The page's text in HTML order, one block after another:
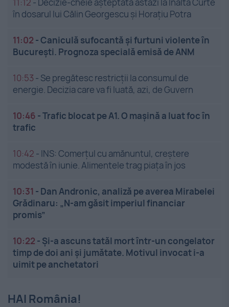
în dosarul lui Călin Georgescu și Horațiu Potra
11:02 -Caniculă sufocantă și furtuni violente în
București. Prognoza specială emisă de ANM
10:53 - Se pregătesc restricții la consumul de
energie. Decizia care va fi luată, azi, de Guvern
10:46 -Trafic blocat pe A1. O mașină a luat foc în
trafic
10:42 - INS: Comerțul cu amănuntul, creștere
modestă în iunie. Alimentele trag piața în jos
10:31 - Dan Andronic, analiză pe averea Mirabelei
Grădinaru: „N-am găsit imperiul financiar
promis”
10:22 - Și-a ascuns tatăl mort într-un congelator
timp de doi ani și jumătate. Motivul invocat i-a
uimit pe anchetatori
HAI România!